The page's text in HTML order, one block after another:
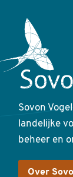
Sovon
landelijke
beheer en
Over